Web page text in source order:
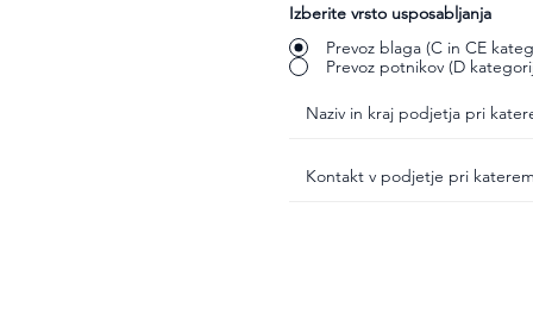
Izberite vrsto usposabljanja
Prevoz blaga (C in CE
Prevoz potnikov (D